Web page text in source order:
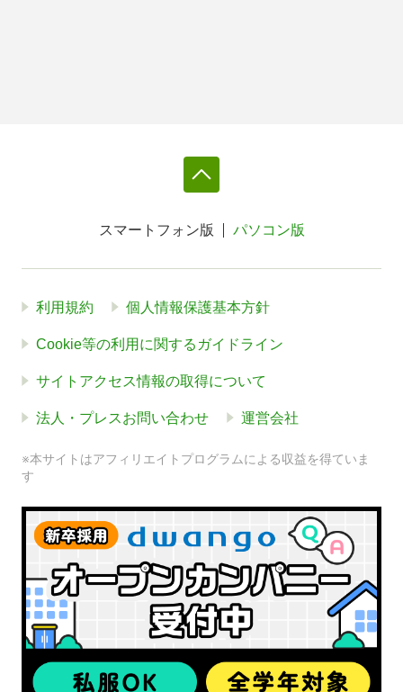
スマートフォン版 パソコン版
利用規約 個人情報保護基本方針
Cookie等の利用に関するガイドライン
サイトアクセス情報の取得について
法人・プレスお問い合わせ 運営会社
※本サイトはアフィリエイトプログラムによる収益を得ていま
す